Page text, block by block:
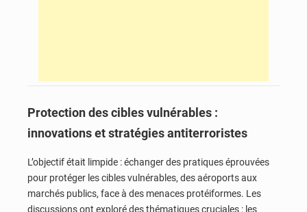
Protection des cibles vulnérables :
innovations et stratégies antiterroristes
L’objectif était limpide : échanger des pratiques éprouvées
pour protéger les cibles vulnérables, des aéroports aux
marchés publics, face à des menaces protéiformes. Les
discussions ont exploré des thématiques cruciales : les